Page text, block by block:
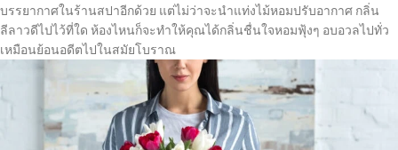
บรรยากาศในร้านสปาอีกด้วย แต่ไม่ว่าจะนำแท่งไม้หอมปรับอากาศ กลิ่น
ลีลาวดีไปไว้ที่ใด ห้องไหนก็จะทำให้คุณได้กลิ่นชื่นใจหอมฟุ้งๆ อบอวลไปทั่ว
เหมือนย้อนอดีตไปในสมัยโบราณ